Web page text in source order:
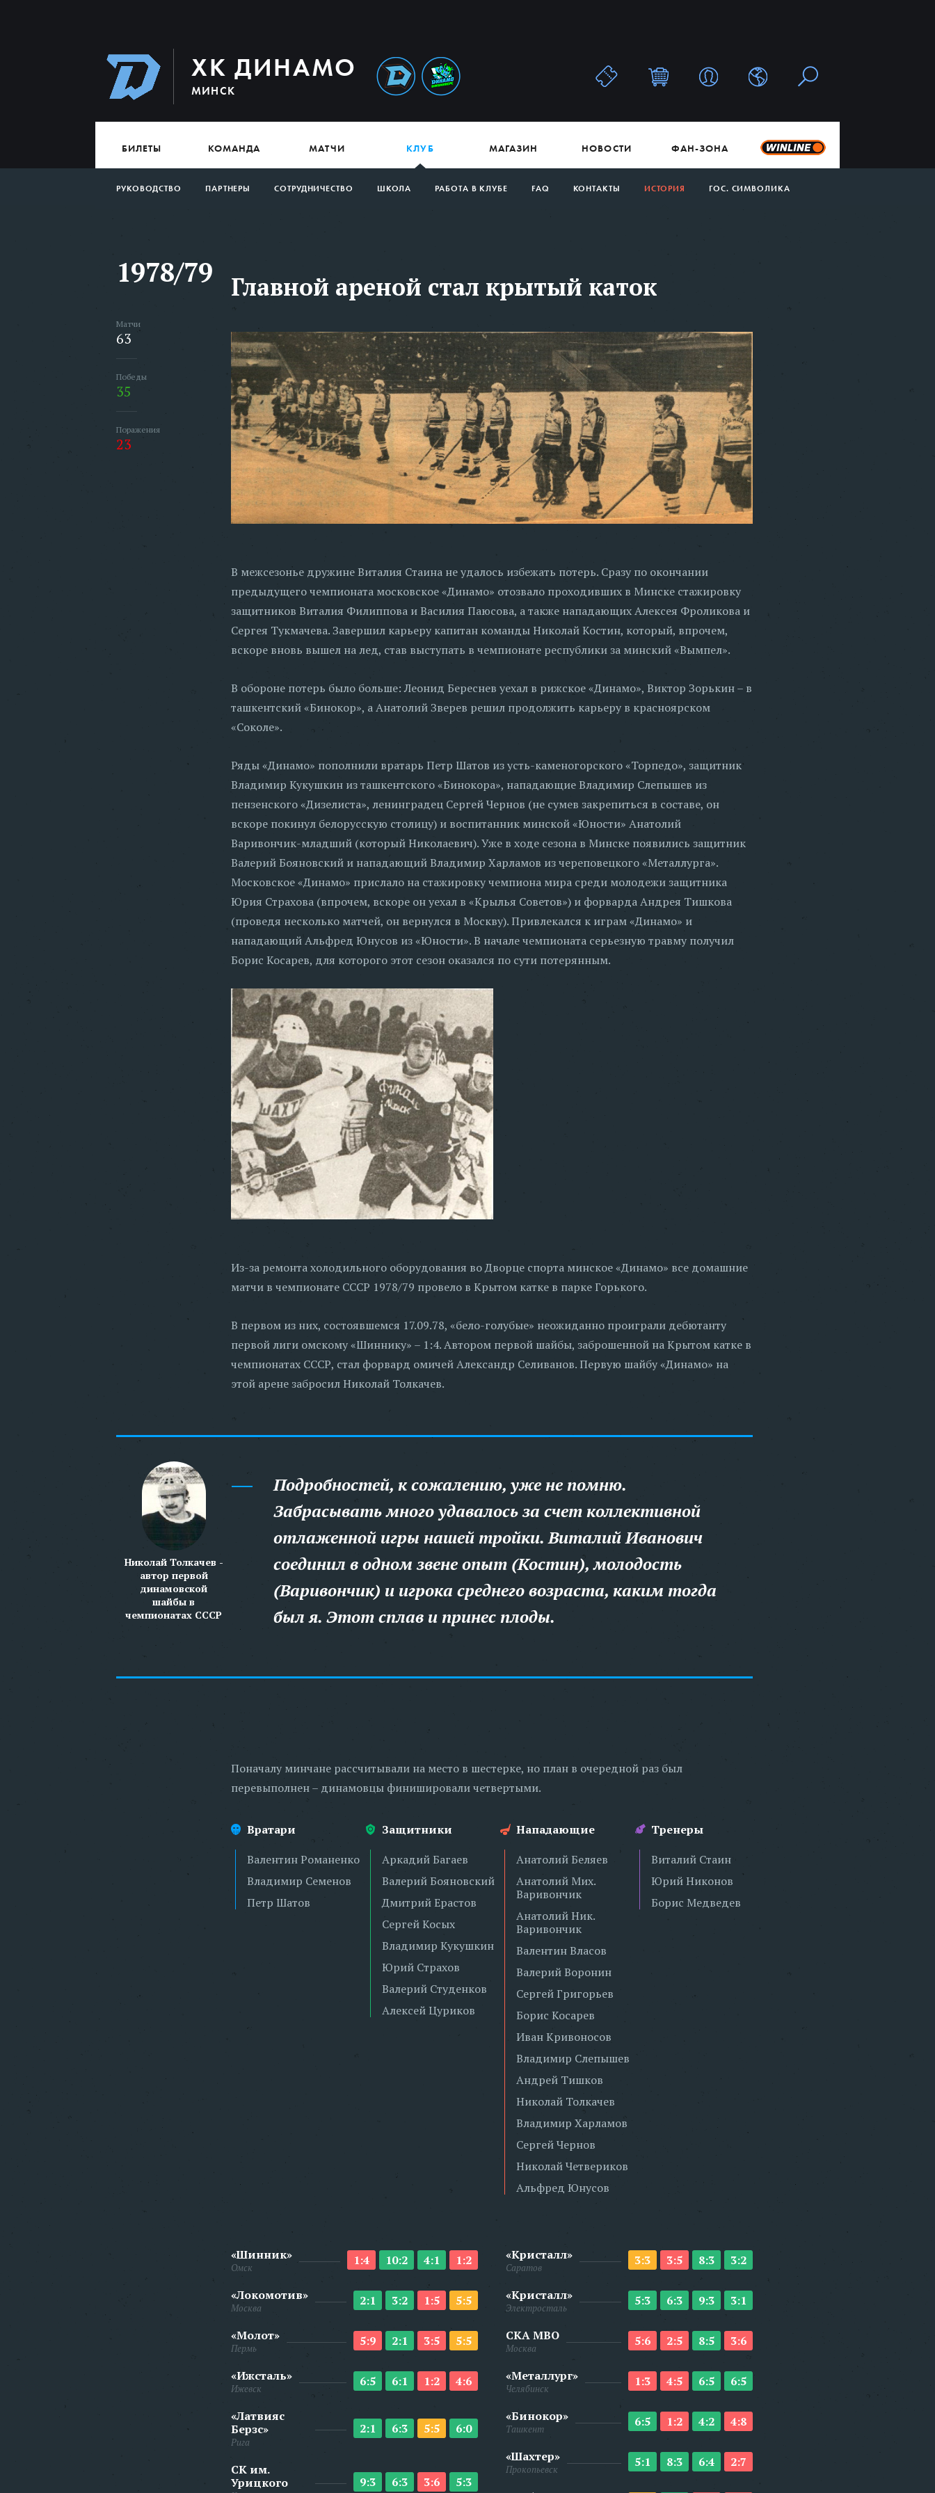
ХК ДИНАМО
МИНСК
БИЛЕТЫ КОМАНДА МАТЧИ КЛУБ МАГАЗИН НОВОСТИ ФАН-ЗОНА
РУКОВОДСТВО ПАРТНЕРЫ СОТРУДНИЧЕСТВО ШКОЛА РАБОТА В КЛУБЕ FAQ КОНТАКТЫ ИСТОРИЯ ГОС. СИМВОЛИКА
1978/79
Матчи
63
Победы
35
Поражения
23
Главной ареной стал крытый каток
В межсезонье дружине Виталия Стаина не удалось избежать потерь. Сразу по окончании
предыдущего чемпионата московское «Динамо» отозвало проходивших в Минске стажировку
защитников Виталия Филиппова и Василия Паюсова, а также нападающих Алексея Фроликова и
Сергея Тукмачева. Завершил карьеру капитан команды Николай Костин, который, впрочем,
вскоре вновь вышел на лед, став выступать в чемпионате республики за минский «Вымпел».
В обороне потерь было больше: Леонид Береснев уехал в рижское «Динамо», Виктор Зорькин – в
ташкентский «Бинокор», а Анатолий Зверев решил продолжить карьеру в красноярском
«Соколе».
Ряды «Динамо» пополнили вратарь Петр Шатов из усть-каменогорского «Торпедо», защитник
Владимир Кукушкин из ташкентского «Бинокора», нападающие Владимир Слепышев из
пензенского «Дизелиста», ленинградец Сергей Чернов (не сумев закрепиться в составе, он
вскоре покинул белорусскую столицу) и воспитанник минской «Юности» Анатолий
Варивончик-младший (который Николаевич). Уже в ходе сезона в Минске появились защитник
Валерий Бояновский и нападающий Владимир Харламов из череповецкого «Металлурга».
Московское «Динамо» прислало на стажировку чемпиона мира среди молодежи защитника
Юрия Страхова (впрочем, вскоре он уехал в «Крылья Советов») и форварда Андрея Тишкова
(проведя несколько матчей, он вернулся в Москву). Привлекался к играм «Динамо» и
нападающий Альфред Юнусов из «Юности». В начале чемпионата серьезную травму получил
Борис Косарев, для которого этот сезон оказался по сути потерянным.
Из-за ремонта холодильного оборудования во Дворце спорта минское «Динамо» все домашние
матчи в чемпионате СССР 1978/79 провело в Крытом катке в парке Горького.
В первом из них, состоявшемся 17.09.78, «бело-голубые» неожиданно проиграли дебютанту
первой лиги омскому «Шиннику» – 1:4. Автором первой шайбы, заброшенной на Крытом катке в
чемпионатах СССР, стал форвард омичей Александр Селиванов. Первую шайбу «Динамо» на
этой арене забросил Николай Толкачев.
Николай Толкачев -
автор первой
динамовской
шайбы в
чемпионатах СССР
Подробностей, к сожалению, уже не помню.
Забрасывать много удавалось за счет коллективной
отлаженной игры нашей тройки. Виталий Иванович
соединил в одном звене опыт (Костин), молодость
(Варивончик) и игрока среднего возраста, каким тогда
был я. Этот сплав и принес плоды.
Поначалу минчане рассчитывали на место в шестерке, но план в очередной раз был
перевыполнен – динамовцы финишировали четвертыми.
Вратари
Валентин Романенко
Владимир Семенов
Петр Шатов
Защитники
Аркадий Багаев
Валерий Бояновский
Дмитрий Ерастов
Сергей Косых
Владимир Кукушкин
Юрий Страхов
Валерий Студенков
Алексей Цуриков
Нападающие
Анатолий Беляев
Анатолий Мих.
Варивончик
Анатолий Ник.
Варивончик
Валентин Власов
Валерий Воронин
Сергей Григорьев
Борис Косарев
Иван Кривоносов
Владимир Слепышев
Андрей Тишков
Николай Толкачев
Владимир Харламов
Сергей Чернов
Николай Четвериков
Альфред Юнусов
Тренеры
Виталий Стаин
Юрий Никонов
Борис Медведев
«Шинник»
Омск 1:4 10:2 4:1 1:2
«Локомотив»
Москва 2:1 3:2 1:5 5:5
«Молот»
Пермь 5:9 2:1 3:5 5:5
«Ижсталь»
Ижевск 6:5 6:1 1:2 4:6
«Латвияс
Берзс»
Рига
2:1 6:3 5:5 6:0
СК им.
Урицкого
9:3 6:3 3:6 5:3
«Кристалл»
Саратов 3:3 3:5 8:3 3:2
«Кристалл»
Электросталь 5:3 6:3 9:3 3:1
СКА МВО
Москва 5:6 2:5 8:5 3:6
«Металлург»
Челябинск 1:3 4:5 6:5 6:5
«Бинокор»
Ташкент 6:5 1:2 4:2 4:8
«Шахтер»
Прокопьевск 5:1 8:3 6:4 2:7